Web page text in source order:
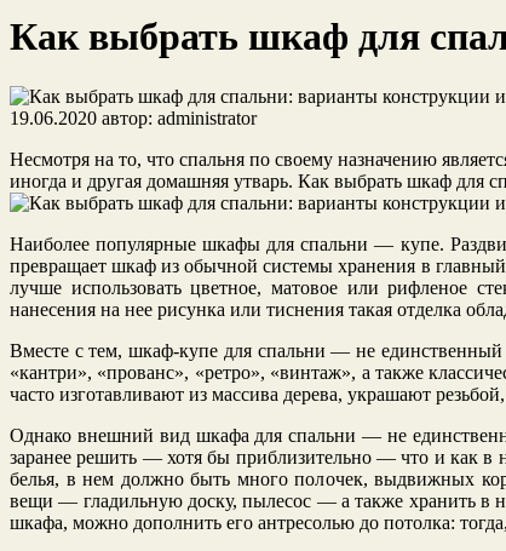
Как выбрать шкаф для
19.06.2020 автор: administrator
Несмотря на то, что спальня по своему назначению
иногда и другая домашняя утварь. Как выбрать шкаф для
Наиболее популярные шкафы для спальни — купе.
превращает шкаф из обычной системы хранения в
лучше использовать цветное, матовое или рифленое
нанесения на нее рисунка или тиснения такая отделка
Вместе с тем, шкаф-купе для спальни — не
«кантри», «прованс», «ретро», «винтаж», а также
часто изготавливают из массива дерева, украшают
Однако внешний вид шкафа для спальни — не
заранее решить — хотя бы приблизительно — что и как в
белья, в нем должно быть много полочек, выдвижных
вещи — гладильную доску, пылесос — а также хранить в
шкафа, можно дополнить его антресолью до потолка: